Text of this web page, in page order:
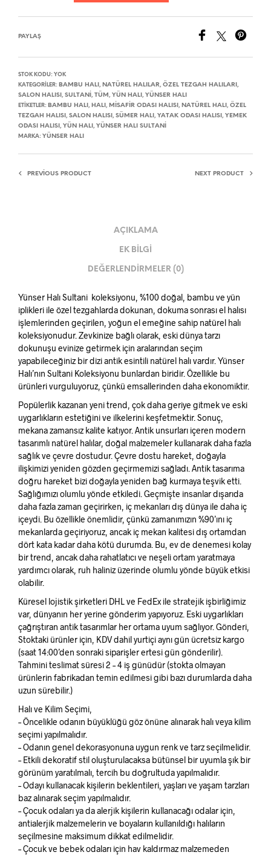
PAYLAŞ
STOK KODU: YOK
KATEGORILER: BAMBU HALI , NATÜREL HALILAR, ÖZEL TEZGAH HALILARI ,
SALON HALISI , SULTANI , TÜM , YÜN HALI , YÜNSER HALI
ETIKETLER: BAMBU HALI , HALI , MISAFIR ODASI HALISI , NATÜREL HALI , ÖZEL
TEZGAH HALISI , SALON HALISI , SÜMER HALI , YATAK ODASI HALISI , YEMEK
ODASI HALISI , YÜN HALI , YÜNSER HALI SULTANI
MARKA: YÜNSER HALI
PREVIOUS PRODUCT NEXT PRODUCT
AÇIKLAMA
EK BILGI
DEĞERLENDIRMELER (0)
Yünser Halı Sultani koleksiyonu, %100 doğal, bambu ve yün
iplikleri ile özel tezgahlarda dokunan, dokuma sonrası el halısı
işlemlerinden geçirilen, yoğun el emeğine sahip natürel halı
koleksiyonudur. Zevkinize bağlı olarak, eski dünya tarzı
dokunuşu evinize getirmek için aralarından seçim
yapabileceğiniz bir dizi antik esintili natürel halı vardır. Yünser
Halı’nın Sultani Koleksiyonu bunlardan biridir. Özellikle bu
ürünleri vurguluyoruz, çünkü emsallerinden daha ekonomiktir.
Popülerlik kazanan yeni trend, çok daha geriye gitmek ve eski
uygarlıkların estetiğini ve ilkelerini keşfetmektir. Sonuç,
mekana zamansız kalite katıyor. Antik unsurları içeren modern
tasarımlı natürel halılar, doğal malzemeler kullanarak daha fazla
sağlık ve çevre dostudur. Çevre dostu hareket, doğayla
ilişkimizi yeniden gözden geçirmemizi sağladı. Antik tasarıma
doğru hareket bizi doğayla yeniden bağ kurmaya teşvik etti.
Sağlığımızı olumlu yönde etkiledi. Geçmişte insanlar dışarıda
daha fazla zaman geçirirken, iç mekanları dış dünya ile daha iç
içeydi. Bu özellikle önemlidir, çünkü zamanımızın %90’ını iç
mekanlarda geçiriyoruz, ancak iç mekan kalitesi dış ortamdan
dört kata kadar daha kötü durumda. Bu, ev de denemesi kolay
bir trend, ancak daha rahatlatıcı ve neşeli ortam yaratmaya
yardımcı olarak, ruh haliniz üzerinde olumlu yönde büyük etkisi
olabilir.
Küresel lojistik şirketleri DHL ve FedEx ile stratejik işbirliğimiz
var, dünyanın her yerine gönderim yapıyoruz. Eski uygarlıkları
çağrıştıran antik tasarımlar her ortama uyum sağlıyor. Gönderi,
Stoktaki ürünler için, KDV dahil yurtiçi aynı gün ücretsiz kargo
(saat 14:00’den sonraki siparişler ertesi gün gönderilir).
Tahmini teslimat süresi 2 – 4 iş günüdür (stokta olmayan
ürünlerin fabrikadan temin edilmesi gibi bazı durumlarda daha
uzun sürebilir.)
Halı ve Kilim Seçimi,
– Öncelikle odanın büyüklüğü göz önüne alınarak halı veya kilim
seçimi yapılmalıdır.
– Odanın genel dekorasyonuna uygun renk ve tarz seçilmelidir.
– Etkili dekoratif stil oluşturulacaksa bütünsel bir uyumla şık bir
görünüm yaratılmalı, tercih bu doğrultuda yapılmalıdır.
– Odayı kullanacak kişilerin beklentileri, yaşları ve yaşam tarzları
baz alınarak seçim yapılmalıdır.
– Çocuk odaları ya da alerjik kişilerin kullanacağı odalar için,
antialerjik malzemelerin ve boyaların kullanıldığı halıların
seçilmesine maksimum dikkat edilmelidir.
– Çocuk ve bebek odaları için hav kaldırmaz malzemeden